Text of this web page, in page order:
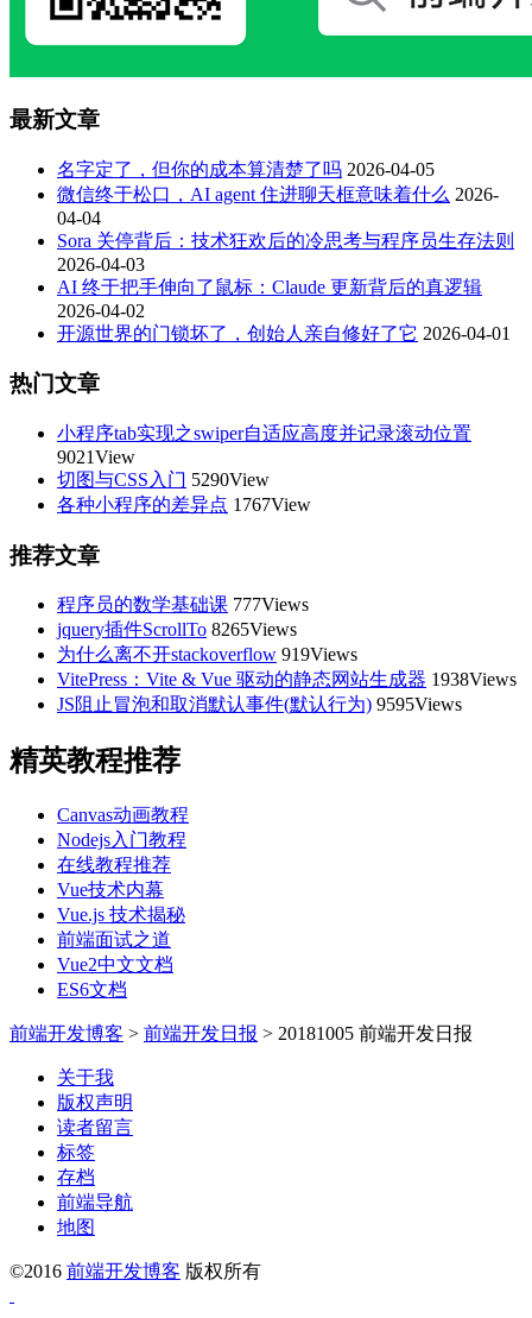
最新文章
名字定了，但你的成本算清楚了吗 2026-04-05
微信终于松口，AI agent 住进聊天框意味着什么 2026-
04-04
Sora 关停背后：技术狂欢后的冷思考与程序员生存法则
2026-04-03
AI 终于把手伸向了鼠标：Claude 更新背后的真逻辑
2026-04-02
开源世界的门锁坏了，创始人亲自修好了它 2026-04-01
热门文章
小程序tab实现之swiper自适应高度并记录滚动位置
9021View
切图与CSS入门 5290View
各种小程序的差异点 1767View
推荐文章
程序员的数学基础课 777Views
jquery插件ScrollTo 8265Views
为什么离不开stackoverflow 919Views
VitePress：Vite & Vue 驱动的静态网站生成器 1938Views
JS阻止冒泡和取消默认事件(默认行为) 9595Views
精英教程推荐
Canvas动画教程
Nodejs入门教程
在线教程推荐
Vue技术内幕
Vue.js 技术揭秘
前端面试之道
Vue2中文文档
ES6文档
前端开发博客 > 前端开发日报 > 20181005 前端开发日报
关于我
版权声明
读者留言
标签
存档
前端导航
地图
©2016 前端开发博客 版权所有